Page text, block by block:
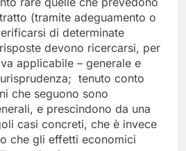
(tramite adeguamento o
di determinate
devono ricercarsi, per
applicabile – generale e
tenuto conto
che seguono sono
e prescindono da una
casi concreti, che è invece
che gli effetti economici